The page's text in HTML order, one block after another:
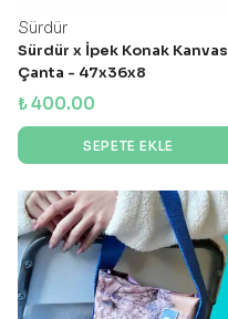
Sürdür
Sürdür x İpek Konak Kanvas
Çanta - 47x36x8
₺ 400.00
SEPETE EKLE